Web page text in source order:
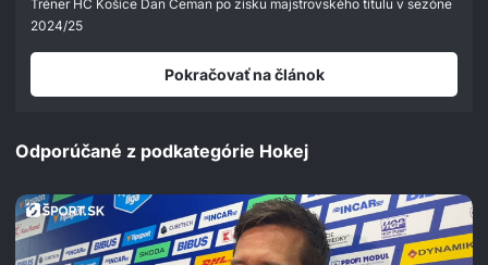
seconds
Tréner HC Košice Dan Ceman po zisku majstrovského titulu v sezóne
2024/25
Pokračovať na článok
Odporúčané z podkategórie Hokej